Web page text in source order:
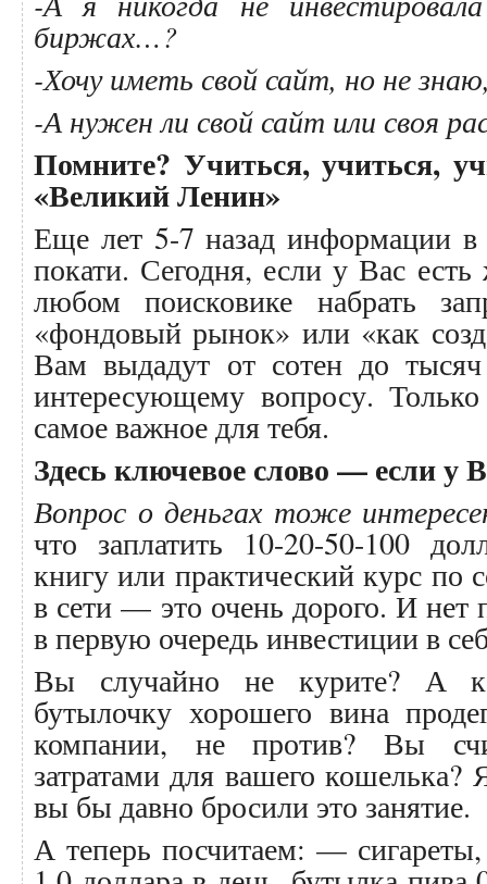
биржах…?
-Хочу иметь свой сайт, но не
-А нужен ли свой сайт или своя
Помните? Учиться, учиться,
«Великий Ленин»
Еще лет 5-7 назад информации
покати. Сегодня, если у Вас
любом поисковике набрать
«фондовый рынок» или «как
Вам выдадут от сотен до
интересующему вопросу.
самое важное для тебя.
Здесь ключевое слово — если у
Вопрос о деньгах тоже
что заплатить 10-20-50-100
книгу или практический курс по
в сети — это очень дорого. И нет
в первую очередь инвестиции в
Вы случайно не курите? А
бутылочку хорошего вина
компании, не против? Вы
затратами для вашего кошелька?
вы бы давно бросили это занятие.
А теперь посчитаем: —